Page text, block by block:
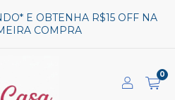
E OBTENHA R$15 OFF NA
COMPRA
0